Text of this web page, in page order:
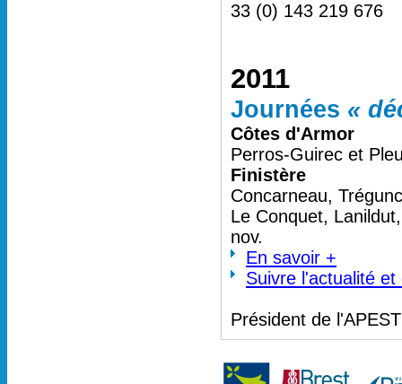
33 (0) 143 219 676
2011
Journées «
Côtes d'Armor
Perros-Guirec et
Finistère
Concarneau,
Le Conquet,
nov.
En savoir +
Suivre l'actualité
Président de